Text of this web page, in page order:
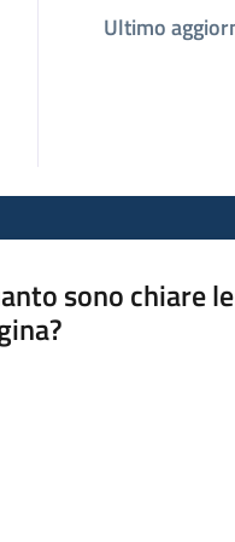
Ultimo
sono chiare